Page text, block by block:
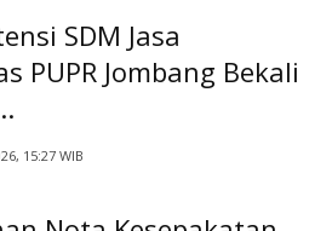
SDM Jasa
PUPR Jombang Bekali
15:27 WIB